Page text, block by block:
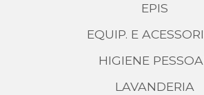
EPIS
EQUIP. E
HIGIENE
LAVANDERIA